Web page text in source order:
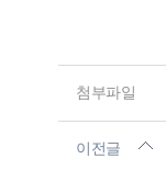
첨부파일
이전글